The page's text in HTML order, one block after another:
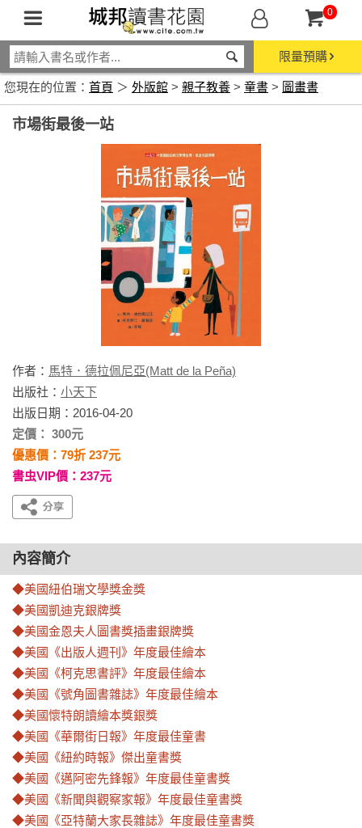
0
限量預購
您現在的位置： 首頁 ＞ 外版館 > 親子教養 > 童書 > 圖畫書
市場街最後一站
作者： 馬特．德拉佩尼亞(Matt de la Peña)
出版社： 小天下
出版日期：2016-04-20
定價： 300元
優惠價：79折 237元
書虫VIP價：237元
內容簡介
◆美國紐伯瑞文學獎金獎
◆美國凱迪克銀牌獎
◆美國金恩夫人圖書獎插畫銀牌獎
◆美國《出版人週刊》年度最佳繪本
◆美國《柯克思書評》年度最佳繪本
◆美國《號角圖書雜誌》年度最佳繪本
◆美國懷特朗讀繪本獎銀獎
◆美國《華爾街日報》年度最佳童書
◆美國《紐約時報》傑出童書獎
◆美國《邁阿密先鋒報》年度最佳童書獎
◆美國《新聞與觀察家報》年度最佳童書獎
◆美國《亞特蘭大家長雜誌》年度最佳童書獎